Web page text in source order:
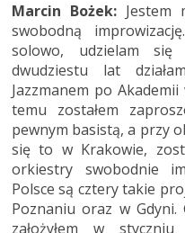
Marcin Bożek: Jestem
swobodną
solowo, udzielam
dwudziestu lat
Jazzmanem po
temu zostałem
pewnym basistą, a przy
się to w Krakowie,
orkiestry swobodnie
Polsce są cztery takie
Poznaniu oraz w Gdyni.
założyłem w